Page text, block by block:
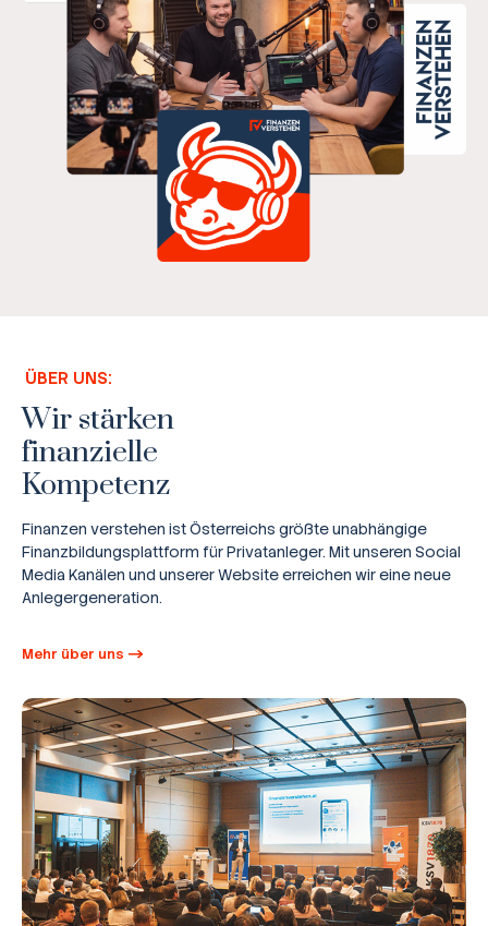
ÜBER UNS:
Wir stärken
finanzielle
Kompetenz
Finanzen verstehen ist Österreichs größte unabhängige
Finanzbildungsplattform für Privatanleger. Mit unseren Social
Media Kanälen und unserer Website erreichen wir eine neue
Anlegergeneration.
Mehr über uns